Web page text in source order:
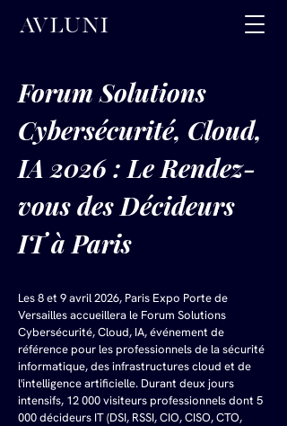
Forum Solutions
Cybersécurité, Cloud,
IA 2026 : Le Rendez-
vous des Décideurs
IT à Paris
Les 8 et 9 avril 2026, Paris Expo Porte de
Versailles accueillera le Forum Solutions
Cybersécurité, Cloud, IA, événement de
référence pour les professionnels de la sécurité
informatique, des infrastructures cloud et de
l'intelligence artificielle. Durant deux jours
intensifs, 12 000 visiteurs professionnels dont 5
000 décideurs IT (DSI, RSSI, CIO, CISO, CTO,